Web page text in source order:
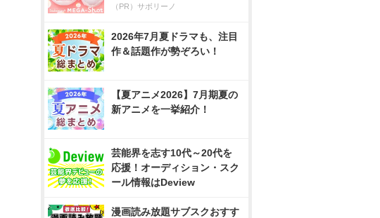
（PR）サボリーノ
2026年7月夏ドラマも、注目
作＆話題作が勢ぞろい！
【夏アニメ2026】7月期夏の
新アニメを一挙紹介！
芸能界を志す10代～20代を
応援！オーディション・スク
ール情報はDeview
漫画読み放題サブスクおすす